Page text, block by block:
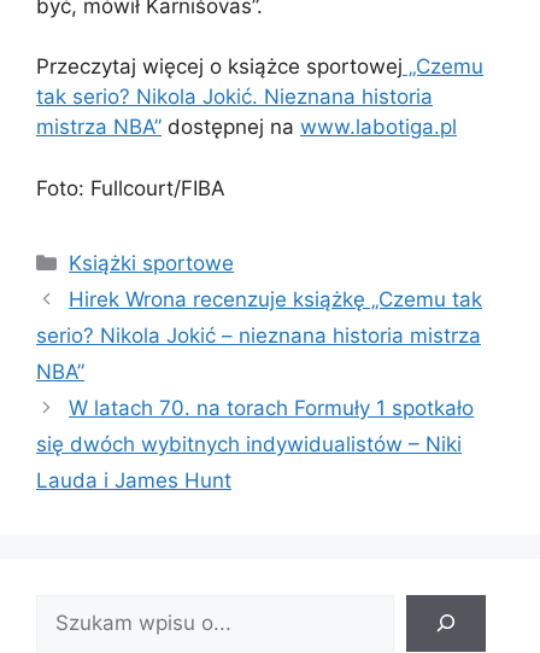
być, mówił Karnišovas”.
Przeczytaj więcej o książce sportowej „Czemu
tak serio? Nikola Jokić. Nieznana historia
mistrza NBA” dostępnej na www.labotiga.pl
Foto: Fullcourt/FIBA
Kategorie
Książki sportowe
Hirek Wrona recenzuje książkę „Czemu tak
serio? Nikola Jokić – nieznana historia mistrza
NBA”
W latach 70. na torach Formuły 1 spotkało
się dwóch wybitnych indywidualistów – Niki
Lauda i James Hunt
wpis: